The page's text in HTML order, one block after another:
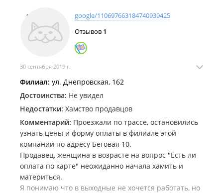
google/110697663184740939425
Отзывов 1
30 сентября 2019 г.
Филиал: ул. Днепровская, 162
Достоинства: Не увидел
Недостатки: Хамство продавцов
Комментарий: Проезжали по трассе, остановились
узнать цены и форму оплаты в филиале этой
компании по адресу Беговая 10.
Продавец, женщина в возрасте на вопрос "Есть ли
оплата по карте" неожиданно начала хамить и
материться.
Я понимаю что в выходные не хочется работать, но